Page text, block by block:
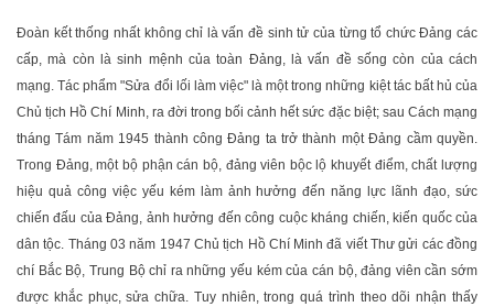
Đoàn kết thống nhất không chỉ là vấn đề sinh tử của từng tổ chức Đảng các
cấp, mà còn là sinh mệnh của toàn Đảng, là vấn đề sống còn của cách
mạng. Tác phẩm "Sửa đổi lối làm việc" là một trong những kiệt tác bất hủ của
Chủ tịch Hồ Chí Minh, ra đời trong bối cảnh hết sức đặc biệt; sau Cách mạng
tháng Tám năm 1945 thành công Đảng ta trở thành một Đảng cầm quyền.
Trong Đảng, một bộ phận cán bộ, đảng viên bộc lộ khuyết điểm, chất lượng
hiệu quả công việc yếu kém làm ảnh hưởng đến năng lực lãnh đạo, sức
chiến đấu của Đảng, ảnh hưởng đến công cuộc kháng chiến, kiến quốc của
dân tộc. Tháng 03 năm 1947 Chủ tịch Hồ Chí Minh đã viết Thư gửi các đồng
chí Bắc Bộ, Trung Bộ chỉ ra những yếu kém của cán bộ, đảng viên cần sớm
được khắc phục, sửa chữa. Tuy nhiên, trong quá trình theo dõi nhận thấy